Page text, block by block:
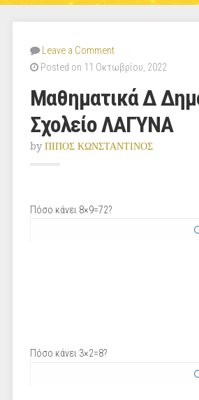
Leave a Comment
Posted on 11 Οκτωβρίου, 2022
Μαθηματικά Δ
Σχολείο ΛΑΓΥΝΑ
by ΠΙΠΟΣ ΚΩΝΣΤΑΝΤΙΝΟΣ
Πόσο κάνει 8×9=72?
Πόσο κάνει 3×2=8?